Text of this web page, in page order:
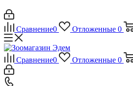
Сравнение0 Отложенные 0
Сравнение0 Отложенные 0